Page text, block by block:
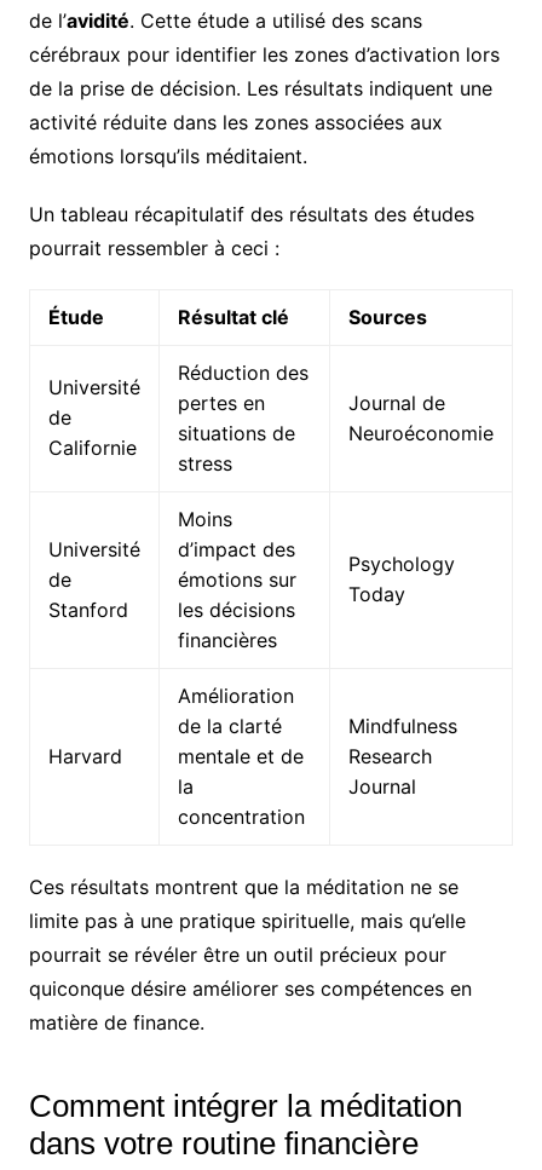
de l’avidité. Cette étude a utilisé des scans
cérébraux pour identifier les zones d’activation lors
de la prise de décision. Les résultats indiquent une
activité réduite dans les zones associées aux
émotions lorsqu’ils méditaient.
Un tableau récapitulatif des résultats des études
pourrait ressembler à ceci :
Étude Résultat clé Sources
Université
de
Californie
Réduction des
pertes en
situations de
stress
Journal de
Neuroéconomie
Université
de
Stanford
Moins
d’impact des
émotions sur
les décisions
financières
Psychology
Today
Harvard
Amélioration
de la clarté
mentale et de
la
concentration
Mindfulness
Research
Journal
Ces résultats montrent que la méditation ne se
limite pas à une pratique spirituelle, mais qu’elle
pourrait se révéler être un outil précieux pour
quiconque désire améliorer ses compétences en
matière de finance.
Comment intégrer la méditation
dans votre routine financière